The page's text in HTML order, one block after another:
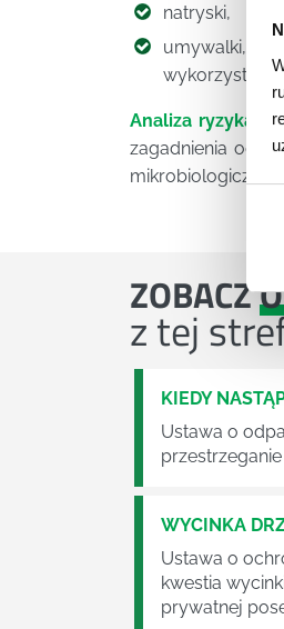
natryski,
umywalki,
wykorzystania
Analiza ryzyka
zagadnienia
mikrobiologiczne.
ZOBACZ
z tej
KIEDY
Ustawa o
WYCINKA
Ustawa o
kwestia
prywatnej